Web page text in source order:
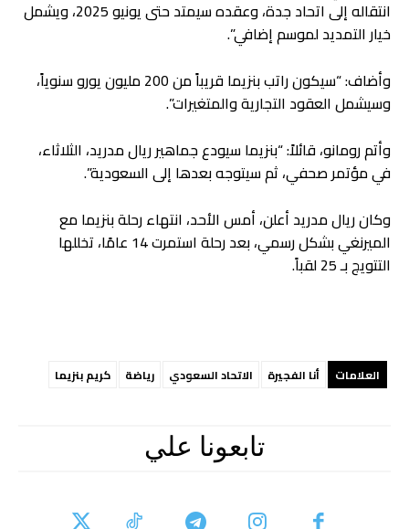
انتقاله إلى اتحاد جدة، وعقده سيمتد حتى يونيو 2025، ويشمل
خيار التمديد لموسم إضافي”.
وأضاف: “سيكون راتب بنزيما قريباً من 200 مليون يورو سنوياً،
وسيشمل العقود التجارية والمتغيرات”.
وأتم رومانو، قائلاً: “بنزيما سيودع جماهير ريال مدريد، الثلاثاء،
في مؤتمر صحفي، ثم سيتوجه بعدها إلى السعودية”.
وكان ريال مدريد أعلن، أمس الأحد، انتهاء رحلة بنزيما مع
الميرنغي بشكل رسمي، بعد رحلة استمرت 14 عامًا، تخللها
التتويج بـ 25 لقباً.
العلامات أنا الفجيرة الاتحاد السعودي رياضة كريم بنزيما
تابعونا علي